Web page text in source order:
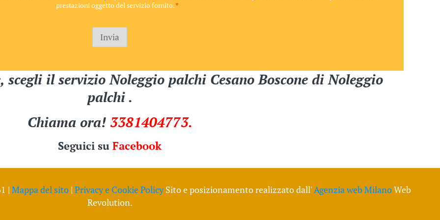
P
prestazioni oggetto del servizio fornito.*
Invia
il servizio Noleggio palchi Cesano Boscone diNoleggio
palchi.
Chiama ora! 3381404773.
Seguici suFacebook
| Mappa del sito| Privacy e Cookie PolicySito e posizionamento realizzato dall'Agenzia web MilanoWeb
Revolution.